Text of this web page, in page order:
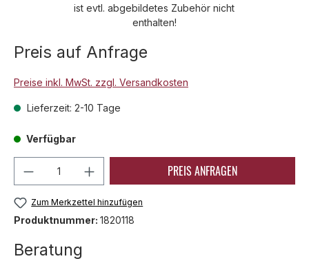
ist evtl. abgebildetes Zubehör nicht
enthalten!
Preis auf Anfrage
Preise inkl. MwSt. zzgl. Versandkosten
Lieferzeit: 2-10 Tage
Verfügbar
Produkt Anzahl: Gib denPREIS ANFRAGEN
Zum Merkzettel hinzufügen
Produktnummer: 1820118
Beratung